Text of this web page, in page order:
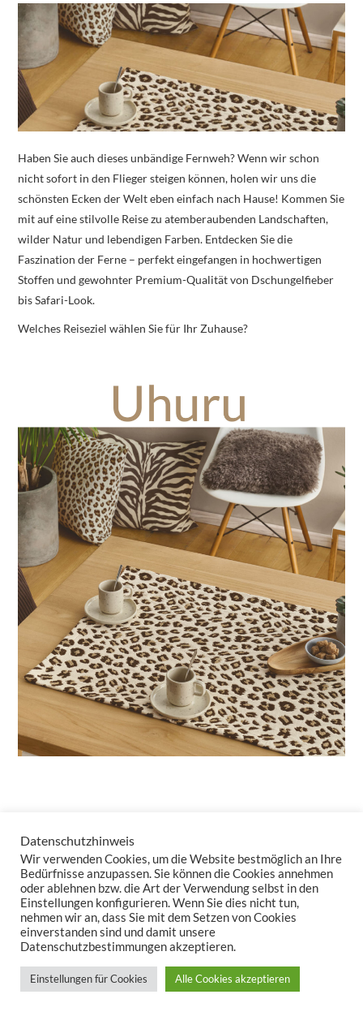
Haben Sie auch dieses unbändige Fernweh? Wenn wir schon
nicht sofort in den Flieger steigen können, holen wir uns die
schönsten Ecken der Welt eben einfach nach Hause! Kommen Sie
mit auf eine stilvolle Reise zu atemberaubenden Landschaften,
wilder Natur und lebendigen Farben. Entdecken Sie die
Faszination der Ferne – perfekt eingefangen in hochwertigen
Stoffen und gewohnter Premium-Qualität von Dschungelfieber
bis Safari-Look.
Welches Reiseziel wählen Sie für Ihr Zuhause?
Unbeschwertheit bringt die Kollektion auf Ihren Tisch. Mit einem
klaren, luftigen Design und einer edlen Leichtigkeit lässt sich
UHURUfantastisch kombinieren und sorgt im Handumdrehen
für ein frisches, offenes Ambiente.
Datenschutzhinweis
Wir verwenden Cookies, um die Website bestmöglich an Ihre
Bedürfnisse anzupassen. Sie können die Cookies annehmen
oder ablehnen bzw. die Art der Verwendung selbst in den
Einstellungen konfigurieren. Wenn Sie dies nicht tun,
nehmen wir an, dass Sie mit dem Setzen von Cookies
einverstanden sind und damit unsere
Datenschutzbestimmungen akzeptieren.
Einstellungen für Cookies Alle Cookies akzeptieren